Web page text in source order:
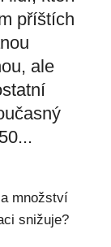
příštích
ale
množství
snižuje?